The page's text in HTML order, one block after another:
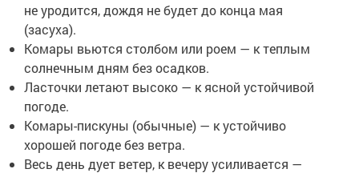
не уродится, дождя не будет до конца мая
(засуха).
Комары вьются столбом или роем — к теплым
солнечным дням без осадков.
Ласточки летают высоко — к ясной устойчивой
погоде.
Комары-пискуны (обычные) — к устойчиво
хорошей погоде без ветра.
Весь день дует ветер, к вечеру усиливается —